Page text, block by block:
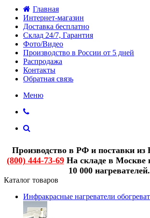
Главная
Интернет-магазин
Доставка бесплатно
Склад 24/7, Гарантия
Фото/Видео
Производство в России от 5 дней
Распродажа
Контакты
Обратная связь
Меню
Производство в РФ и поставки из
(800) 444-73-69На складе в Москве
10 000 нагревателей.
Каталог товаров
Инфракрасные нагреватели